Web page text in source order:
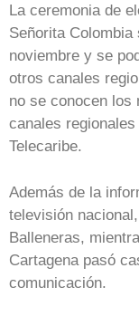
La ceremonia de
Señorita
noviembre y se
otros canales
no se conocen los
canales
Telecaribe.
Además de la
televisión
Balleneras,
Cartagena pasó
comunicación.